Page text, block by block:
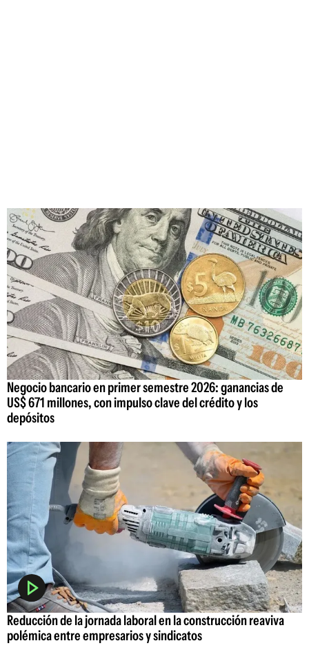
Negocio bancario en primer semestre 2026: ganancias de
US$ 671 millones, con impulso clave del crédito y los
depósitos
Reducción de la jornada laboral en la construcción reaviva
polémica entre empresarios y sindicatos